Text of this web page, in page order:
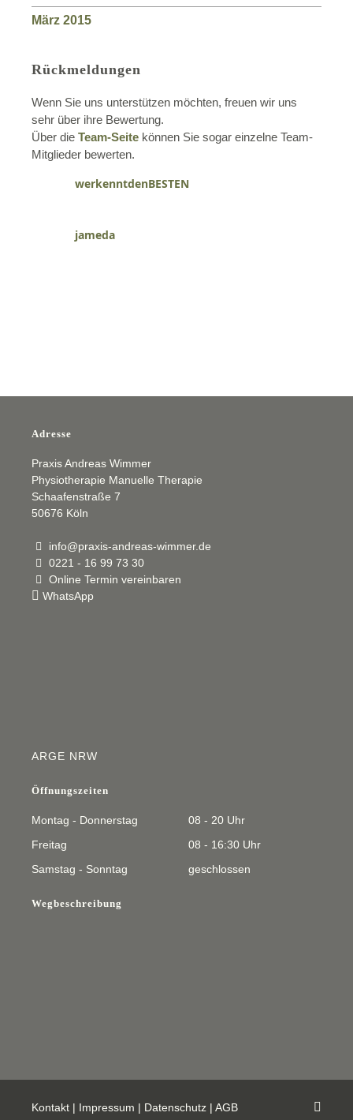
März 2015
Rückmeldungen
Wenn Sie uns unterstützen möchten, freuen wir uns
sehr über ihre Bewertung.
Über die Team-Seite können Sie sogar einzelne Team-
Mitglieder bewerten.
werkenntdenBESTEN
jameda
Adresse
Praxis Andreas Wimmer
Physiotherapie Manuelle Therapie
Schaafenstraße 7
50676 Köln
info@praxis-andreas-wimmer.de
0221 - 16 99 73 30
Online Termin vereinbaren
WhatsApp
ARGE NRW
Öffnungszeiten
Montag - Donnerstag
08 - 20 Uhr
Freitag
08 - 16:30 Uhr
Samstag - Sonntag
geschlossen
Wegbeschreibung
Kontakt | Impressum | Datenschutz | AGB